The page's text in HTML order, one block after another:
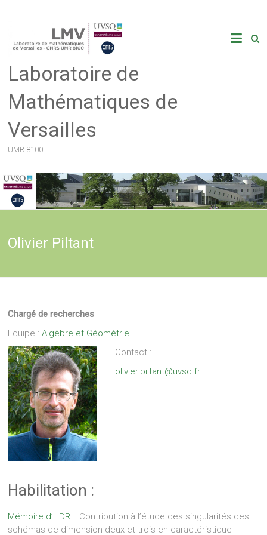
Laboratoire de
Mathématiques de
Versailles
UMR 8100
Olivier Piltant
Chargé de recherches
Equipe :Algèbre et Géométrie
Contact :
olivier.piltant@uvsq.fr
Habilitation :
Mémoire d’HDR : Contribution à l’étude des singularités des
schémas de dimension deux et trois en caractéristique